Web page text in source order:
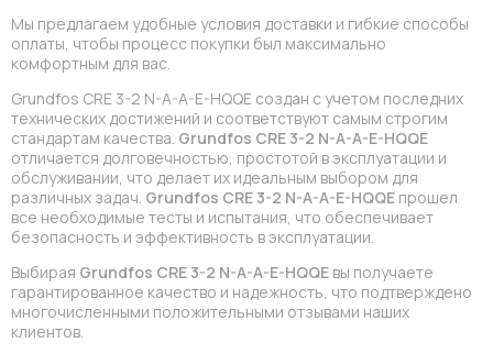
Мы предлагаем удобные условия доставки и гибкие способы
оплаты, чтобы процесс покупки был максимально
комфортным для вас.
Grundfos CRE 3-2 N-A-A-E-HQQE создан с учетом последних
технических достижений и соответствуют самым строгим
стандартам качества. Grundfos CRE 3-2 N-A-A-E-HQQE
отличается долговечностью, простотой в эксплуатации и
обслуживании, что делает их идеальным выбором для
различных задач. Grundfos CRE 3-2 N-A-A-E-HQQE прошел
все необходимые тесты и испытания, что обеспечивает
безопасность и эффективность в эксплуатации.
Выбирая Grundfos CRE 3-2 N-A-A-E-HQQE вы получаете
гарантированное качество и надежность, что подтверждено
многочисленными положительными отзывами наших
клиентов.